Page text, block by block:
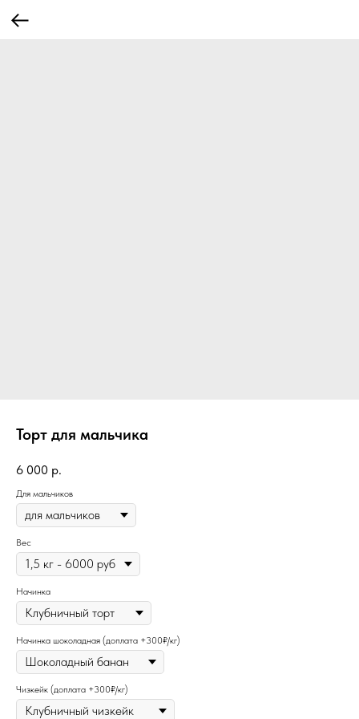
Торт для мальчика
6 000 р.
Для мальчиков
Вес
Начинка
Начинка шоколадная (доплата +300₽/кг)
Чизкейк (доплата +300₽/кг)